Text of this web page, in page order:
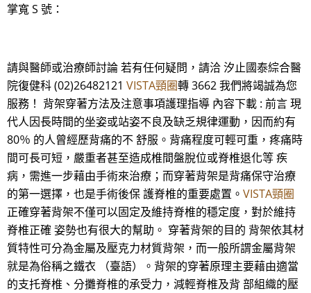
掌寬 S 號：
請與醫師或治療師討論 若有任何疑問，請洽 汐止國泰綜合醫
院復健科 (02)26482121 VISTA頸圈轉 3662 我們將竭誠為您
服務！ 背架穿著方法及注意事項護理指導 內容下載 : 前言 現
代人因長時間的坐姿或站姿不良及缺乏規律運動，因而約有
80％ 的人曾經歷背痛的不 舒服。背痛程度可輕可重，疼痛時
間可長可短，嚴重者甚至造成椎間盤脫位或脊椎退化等 疾
病，需進一步藉由手術來治療；而穿著背架是背痛保守治療
的第一選擇，也是手術後保 護脊椎的重要處置。 VISTA頸圈
正確穿著背架不僅可以固定及維持脊椎的穩定度，對於維持
脊椎正確 姿勢也有很大的幫助。 穿著背架的目的 背架依其材
質特性可分為金屬及壓克力材質背架，而一般所謂金屬背架
就是為俗稱之鐵衣 （臺語）。背架的穿著原理主要藉由適當
的支托脊椎、分攤脊椎的承受力，減輕脊椎及背 部組織的壓